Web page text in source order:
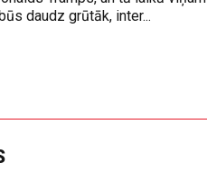
daudz grūtāk, inter...